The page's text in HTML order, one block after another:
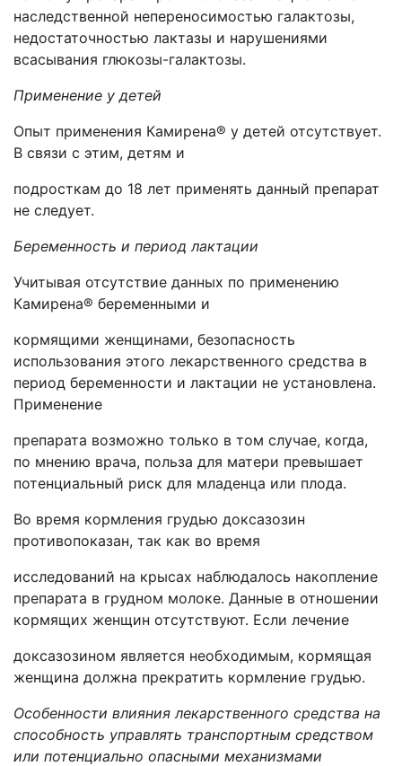
наследственной непереносимостью галактозы,
недостаточностью лактазы и нарушениями
всасывания глюкозы-галактозы.
Применение у детей
Опыт применения Камирена® у детей отсутствует.
В связи с этим, детям и
подросткам до 18 лет применять данный препарат
не следует.
Беременность и период лактации
Учитывая отсутствие данных по применению
Камирена® беременными и
кормящими женщинами, безопасность
использования этого лекарственного средства в
период беременности и лактации не установлена.
Применение
препарата возможно только в том случае, когда,
по мнению врача, польза для матери превышает
потенциальный риск для младенца или плода.
Во время кормления грудью доксазозин
противопоказан, так как во время
исследований на крысах наблюдалось накопление
препарата в грудном молоке. Данные в отношении
кормящих женщин отсутствуют. Если лечение
доксазозином является необходимым, кормящая
женщина должна прекратить кормление грудью.
Особенности влияния лекарственного средства на
способность управлять транспортным средством
или потенциально опасными механизмами